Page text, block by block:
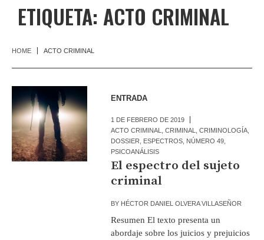
ETIQUETA: ACTO CRIMINAL
HOME ACTO CRIMINAL
ENTRADA
1 DE FEBRERO DE 2019
ACTO CRIMINAL
,CRIMINAL ,CRIMINOLOGÍA
DOSSIER
ESPECTROS NÚMERO 49
PSICOANÁLISIS
El espectro del sujeto
criminal
BY HÉCTOR DANIEL OLVERA VILLASEÑOR
Resumen El texto presenta un
abordaje sobre los juicios y prejuicios